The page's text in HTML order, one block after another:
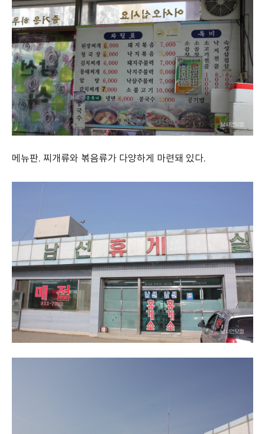
메뉴판. 찌개류와 볶음류가 다양하게 마련돼 있다.